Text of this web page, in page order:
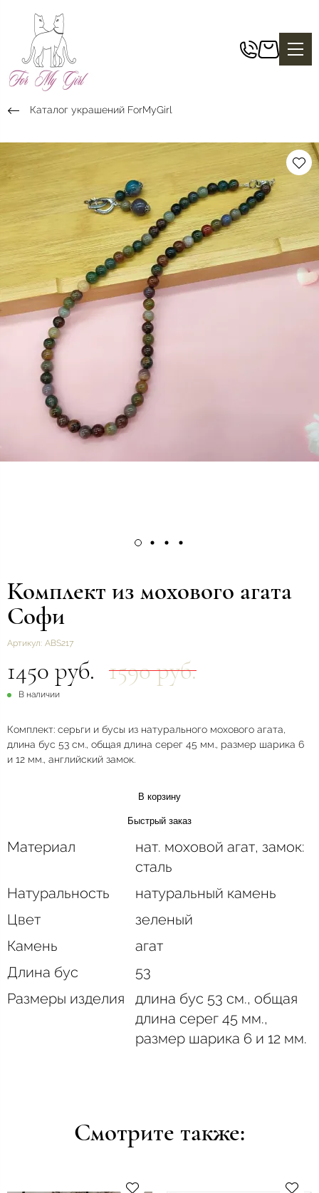
Каталог украшений ForMyGirl
Комплект из мохового агата
Софи
Артикул: ABS217
1450 руб. 1590 руб.
В наличии
Комплект: серьги и бусы из натурального мохового агата,
длина бус 53 см., общая длина серег 45 мм., размер шарика 6
и 12 мм., английский замок.
В корзину
Быстрый заказ
Материал
нат. моховой агат, замок:
сталь
Натуральность
натуральный камень
Цвет
зеленый
Камень
агат
Длина бус
53
Размеры изделия
длина бус 53 см., общая
длина серег 45 мм.,
размер шарика 6 и 12 мм.
Смотрите также: